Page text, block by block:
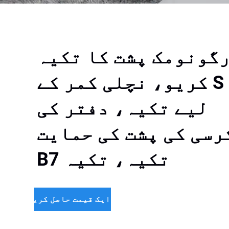
پشت کا تکیہ
S کریو، نچلی کمر کے
لیے تکیہ، دفتر کی
کی پشت کی حمایت
تکیہ، تکیہ B7
ایک قیمت حاصل کریں